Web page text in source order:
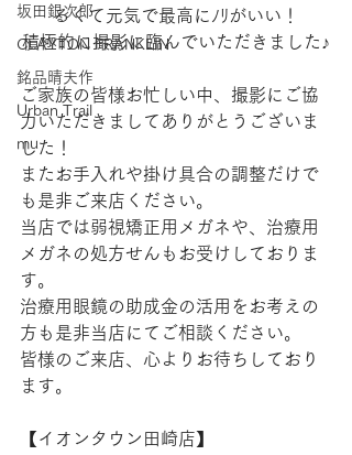
坂田銀次郎
CLAYTON FRANKLIN
銘品晴夫作
Urban Trail
mu
るくて元気で最高にﾉﾘがいい！
積極的に撮影に臨んでいただきました♪
ご家族の皆様お忙しい中、撮影にご協
力いただきましてありがとうございま
した！
またお手入れや掛け具合の調整だけで
も是非ご来店ください。
当店では弱視矯正用メガネや、治療用
メガネの処方せんもお受けしておりま
す。
治療用眼鏡の助成金の活用をお考えの
方も是非当店にてご相談ください。
皆様のご来店、心よりお待ちしており
ます。
【​イオンタウン田崎店】